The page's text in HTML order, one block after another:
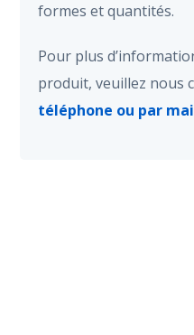
formes et quantités.
Pour plus
produit, veuillez nous
téléphone ou par